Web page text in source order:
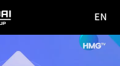
사이
EN